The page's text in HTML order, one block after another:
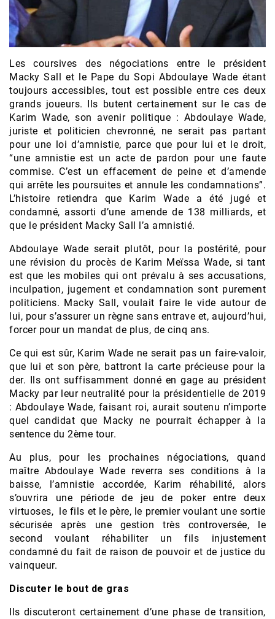
Les coursives des négociations entre le président
Macky Sall et le Pape du Sopi Abdoulaye Wade étant
toujours accessibles, tout est possible entre ces deux
grands joueurs. Ils butent certainement sur le cas de
Karim Wade, son avenir politique : Abdoulaye Wade,
juriste et politicien chevronné, ne serait pas partant
pour une loi d’amnistie, parce que pour lui et le droit,
“une amnistie est un acte de pardon pour une faute
commise. C’est un effacement de peine et d’amende
qui arrête les poursuites et annule les condamnations”.
L’histoire retiendra que Karim Wade a été jugé et
condamné, assorti d’une amende de 138 milliards, et
que le président Macky Sall l’a amnistié.
Abdoulaye Wade serait plutôt, pour la postérité, pour
une révision du procès de Karim Meïssa Wade, si tant
est que les mobiles qui ont prévalu à ses accusations,
inculpation, jugement et condamnation sont purement
politiciens. Macky Sall, voulait faire le vide autour de
lui, pour s’assurer un règne sans entrave et, aujourd’hui,
forcer pour un mandat de plus, de cinq ans.
Ce qui est sûr, Karim Wade ne serait pas un faire-valoir,
que lui et son père, battront la carte précieuse pour la
der. Ils ont suffisamment donné en gage au président
Macky par leur neutralité pour la présidentielle de 2019
: Abdoulaye Wade, faisant roi, aurait soutenu n’importe
quel candidat que Macky ne pourrait échapper à la
sentence du 2ème tour.
Au plus, pour les prochaines négociations, quand
maître Abdoulaye Wade reverra ses conditions à la
baisse, l’amnistie accordée, Karim réhabilité, alors
s’ouvrira une période de jeu de poker entre deux
virtuoses, le fils et le père, le premier voulant une sortie
sécurisée après une gestion très controversée, le
second voulant réhabiliter un fils injustement
condamné du fait de raison de pouvoir et de justice du
vainqueur.
Discuter le bout de gras
Ils discuteront certainement d’une phase de transition,